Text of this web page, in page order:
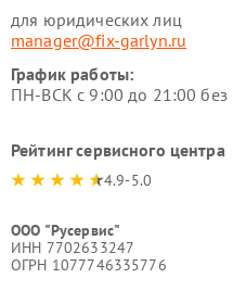
для юридических лиц
manager@fix-garlyn.ru
График работы:
ПН-ВСК с 9:00 до 21:00
Рейтинг сервисного центра
4.9-5.0
ООО "Русервис"
ИНН 7702633247
ОГРН 1077746335776